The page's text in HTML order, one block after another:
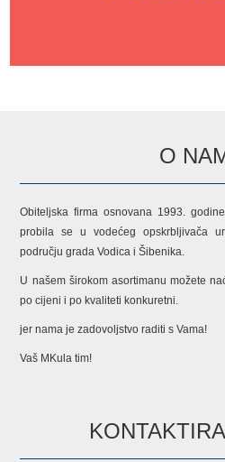
O
Obiteljska firma osnovana 1993.
probila se u vodećeg opskrbljivača
području grada Vodica i Šibenika.
U našem širokom asortimanu možete
po cijeni i po kvaliteti konkuretni.
jer nama je zadovoljstvo raditi s Vama!
Vaš MKula tim!